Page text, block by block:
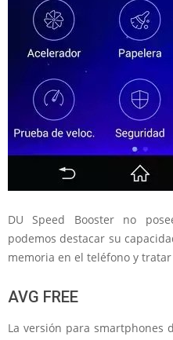
DU Speed Booster no
podemos destacar su
memoria en el teléfono y
AVG FREE
La versión para smartphones